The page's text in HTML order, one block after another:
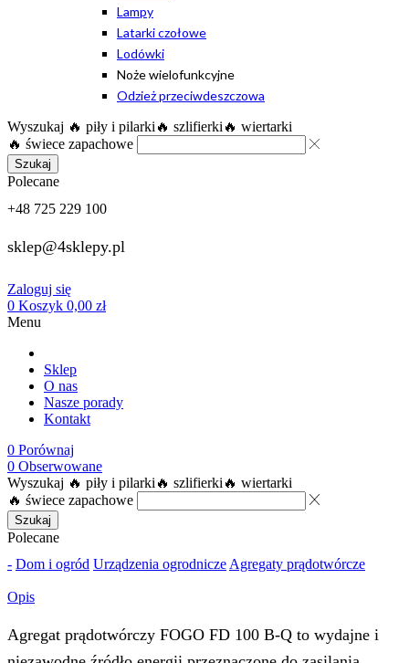
Lampy
Latarki czołowe
Lodówki
Noże wielofunkcyjne
Odzież przeciwdeszczowa
Wyszukaj 🔥 piły i pilarki 🔥 szlifierki 🔥 wiertarki
🔥 świece zapachowe
Szukaj
Polecane
+48 725 229 100
sklep@4sklepy.pl
Zaloguj się
0 Koszyk 0,00 zł
Menu
Sklep
O nas
Nasze porady
Kontakt
0 Porównaj
0 Obserwowane
Wyszukaj 🔥 piły i pilarki 🔥 szlifierki 🔥 wiertarki
🔥 świece zapachowe
Szukaj
Polecane
- Dom i ogród Urządzenia ogrodnicze Agregaty prądotwórcze
Opis
Agregat prądotwórczy FOGO FD 100 B-Q to wydajne i